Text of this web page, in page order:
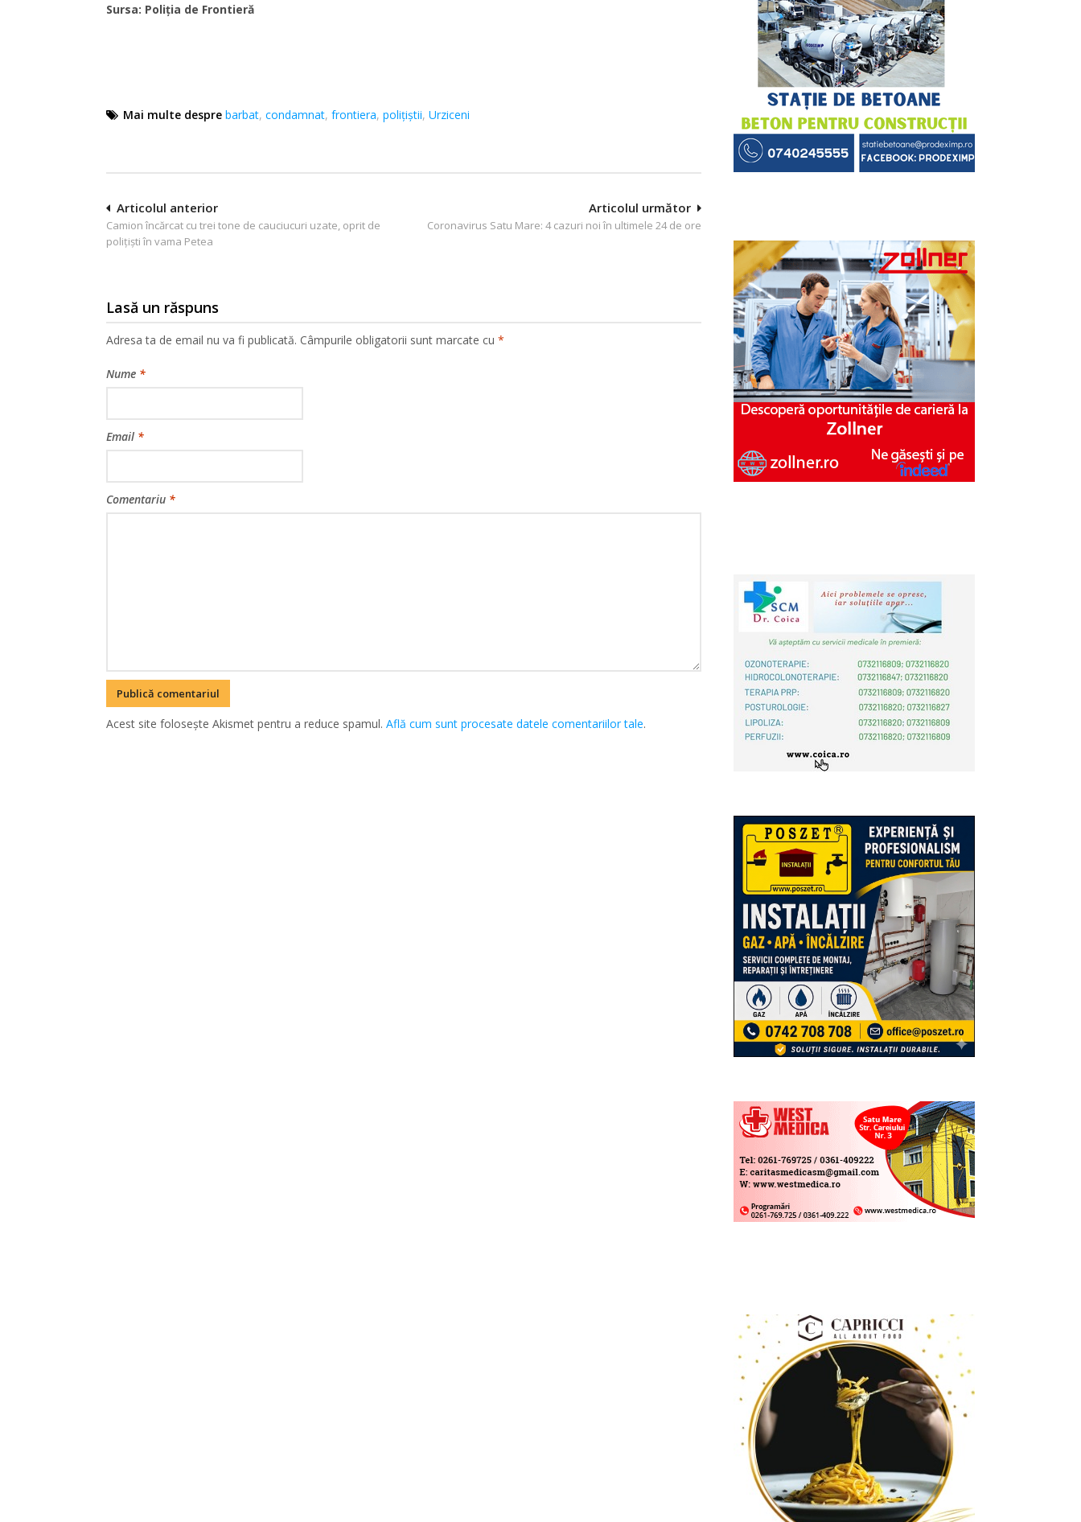
Sursa: Poliția de Frontieră
Mai multe despre barbat, condamnat, frontiera, polițiștii, Urziceni
Navigare
în
Articolul următor
Coronavirus Satu Mare: 4 cazuri noi în ultimele 24 de ore
Articolul anterior
Camion încărcat cu trei tone de cauciucuri uzate, oprit de
polițiști în vama Petea
Lasă un răspuns
Adresa ta de email nu va fi publicată. Câmpurile obligatorii sunt marcate cu *
Nume *
Email *
Comentariu *
Acest site folosește Akismet pentru a reduce spamul. Află cum sunt procesate datele comentariilor tale.